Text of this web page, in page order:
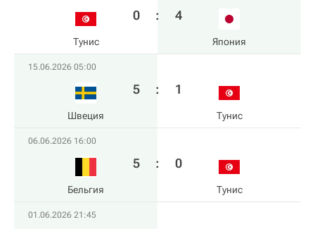
Тунис
0 : 4
Япония
15.06.2026 05:00
Швеция
5 : 1
Тунис
06.06.2026 16:00
Бельгия
5 : 0
Тунис
01.06.2026 21:45